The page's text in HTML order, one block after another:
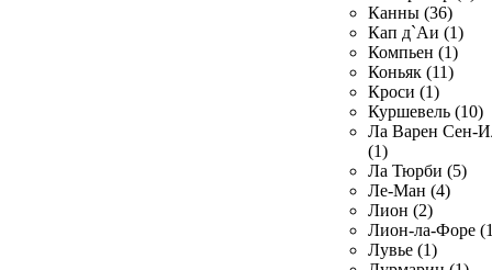
Канны (36)
Кап д`Аи (1)
Компьен (1)
Коньяк (11)
Кроси (1)
Куршевель (10)
Ла Варен Сен-
(1)
Ла Тюрби (5)
Ле-Ман (4)
Лион (2)
Лион-ла-Форе
Лувье (1)